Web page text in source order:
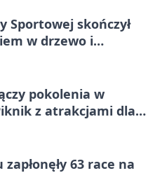
Sportowej skończył
w drzewo i
pokolenia w
z atrakcjami dla
63 race na